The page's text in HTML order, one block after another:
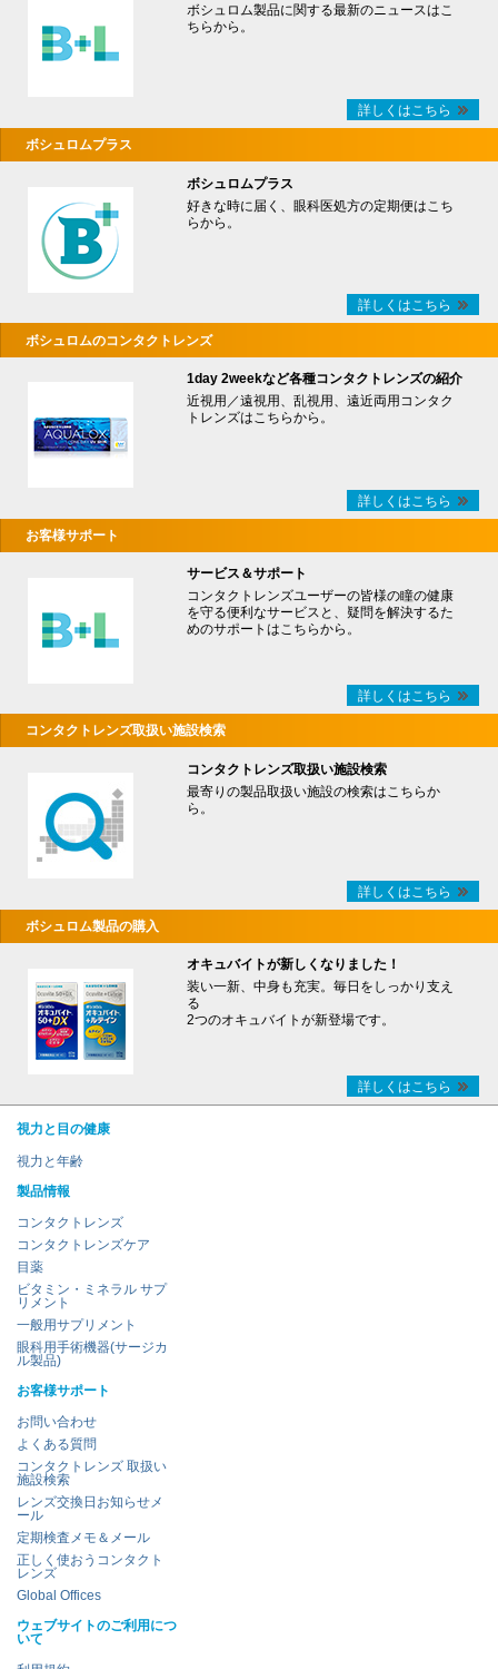
ボシュロム製品に関する最新のニュースはこ
ちらから。
詳しくはこちら
ボシュロムプラス
ボシュロムプラス
好きな時に届く、眼科医処方の定期便はこち
らから。
詳しくはこちら
ボシュロムのコンタクトレンズ
1day 2weekなど各種コンタクトレンズの紹介
近視用／遠視用、乱視用、遠近両用コンタク
トレンズはこちらから。
詳しくはこちら
お客様サポート
サービス＆サポート
コンタクトレンズユーザーの皆様の瞳の健康
を守る便利なサービスと、疑問を解決するた
めのサポートはこちらから。
詳しくはこちら
コンタクトレンズ取扱い施設検索
コンタクトレンズ取扱い施設検索
最寄りの製品取扱い施設の検索はこちらか
ら。
詳しくはこちら
ボシュロム製品の購入
オキュバイトが新しくなりました！
装い一新、中身も充実。毎日をしっかり支え
る
2つのオキュバイトが新登場です。
詳しくはこちら
視力と目の健康
視力と年齢
製品情報
コンタクトレンズ
コンタクトレンズケア
目薬
ビタミン・ミネラル サプ
リメント
一般用サプリメント
眼科用手術機器(サージカ
ル製品)
お客様サポート
お問い合わせ
よくある質問
コンタクトレンズ 取扱い
施設検索
レンズ交換日お知らせメ
ール
定期検査メモ＆メール
正しく使おうコンタクト
レンズ
Global Offices
ウェブサイトのご利用につ
いて